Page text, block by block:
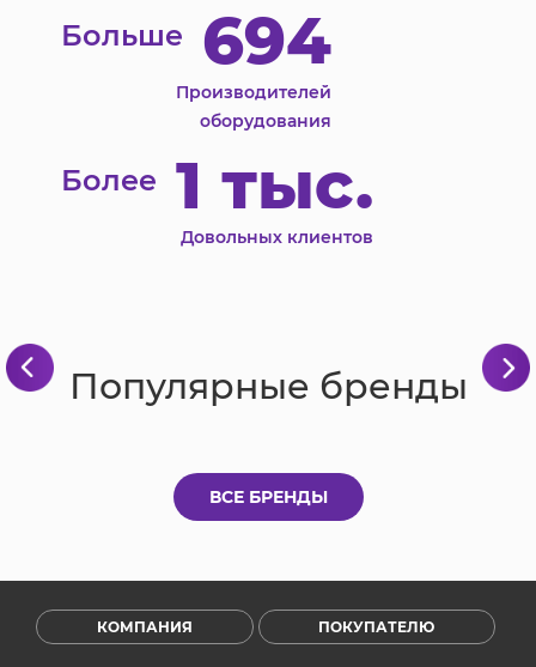
Больше 694
Производителей
оборудования
Более 1 тыс.
Довольных клиентов
Популярные бренды
ВСЕ БРЕНДЫ
КОМПАНИЯ ПОКУПАТЕЛЮ